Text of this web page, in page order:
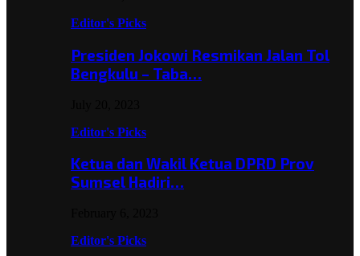
Editor's Picks
Presiden Jokowi Resmikan Jalan Tol
Bengkulu – Taba…
Editor's Picks
Ketua dan Wakil Ketua DPRD Prov
Sumsel Hadiri…
Editor's Picks